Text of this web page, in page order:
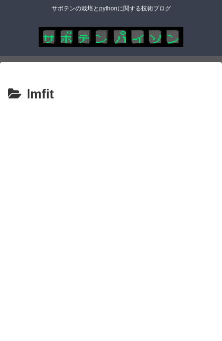
サボテンの栽培とpythonに関する技術ブログ
lmfit